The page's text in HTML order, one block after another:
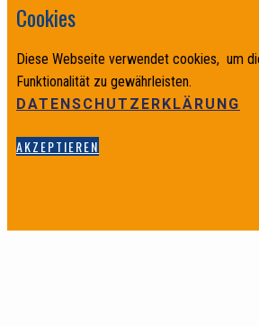
Cookies
Diese Webseite verwendet cookies, um
Funktionalität zu gewährleisten.
DATENSCHUTZERKLÄRUNG
AKZEPTIEREN